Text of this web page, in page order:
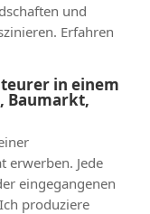
und
Erfahren
in einem
Baumarkt,
erwerben. Jede
eingegangenen
produziere